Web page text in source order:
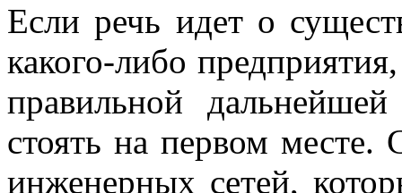
Если речь идет о
какого-либо
правильной
стоять на первом месте.
инженерных сетей,